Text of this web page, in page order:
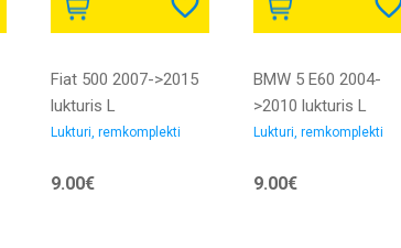
Fiat 500 2007->2015
lukturis L
remkomplekts
Lukturi, remkomplekti
9.00€
BMW 5 E60 2004-
>2010 lukturis L
remkomplekts
Lukturi, remkomplekti
9.00€